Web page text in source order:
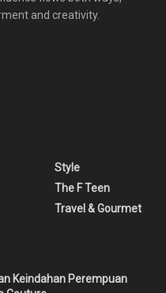
and creativity.
Style
The F Teen
Travel & Gourmet
Keindahan Perempuan